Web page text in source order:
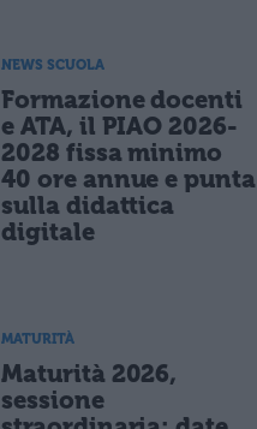
NEWS SCUOLA
Formazione docenti
e ATA, il PIAO 2026-
2028 fissa minimo
40 ore annue e punta
sulla didattica
digitale
MATURITÀ
Maturità 2026,
sessione